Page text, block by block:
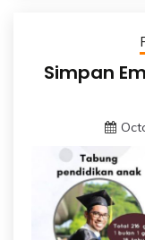
Simpan